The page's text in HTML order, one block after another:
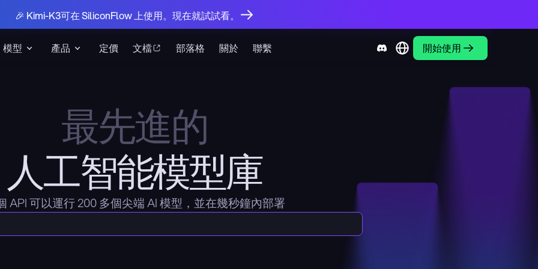
🎉 Kimi-K3可在 SiliconFlow 上使用。現在就試試看。
模型 產品 定價 文檔 部落格 關於 聯繫 開始使用
最先進的
人工智能模型庫
API 可以運行 200 多個尖端 AI 模型，並在幾秒鐘內部署